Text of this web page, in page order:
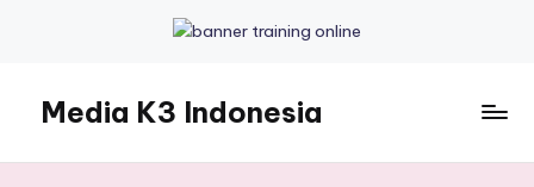
contentMedia K3 Indonesia